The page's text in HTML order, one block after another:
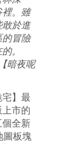
。雖
於進
冒險
。
暗夜呢
】最
市的
全新
圖板塊